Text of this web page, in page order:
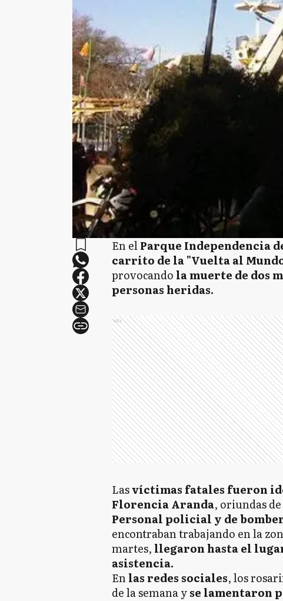
En elParque Independencia
carrito de la "Vuelta al
provocando la muerte de dos
personas heridas.
Ads
Lasvíctimas fatales fueron
Florencia Aranda, oriundas
Personal policial y de
encontraban trabajando en la
martes, llegaron hasta el
asistencia.
Enlas redes sociales, los
de la semana yse lamentaron